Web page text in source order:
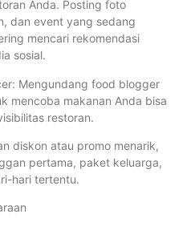
Anda. Posting foto
dan event yang sedang
mencari rekomendasi
sosial.
Mengundang food blogger
mencoba makanan Anda bisa
restoran.
diskon atau promo menarik,
pertama, paket keluarga,
hari tertentu.